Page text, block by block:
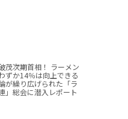
茂次期首相！ ラーメン
ずか14％は向上できる
が繰り広げられた「ラ
」総会に潜入レポート